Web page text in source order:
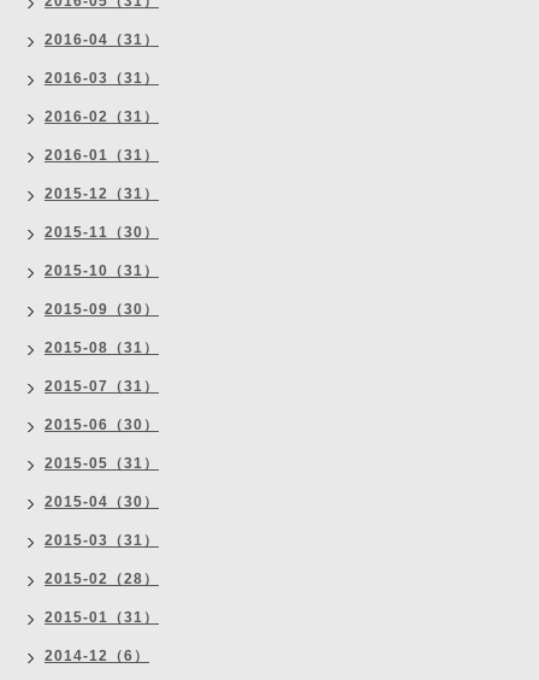
2016-04（31）
2016-03（31）
2016-02（31）
2016-01（31）
2015-12（31）
2015-11（30）
2015-10（31）
2015-09（30）
2015-08（31）
2015-07（31）
2015-06（30）
2015-05（31）
2015-04（30）
2015-03（31）
2015-02（28）
2015-01（31）
2014-12（6）